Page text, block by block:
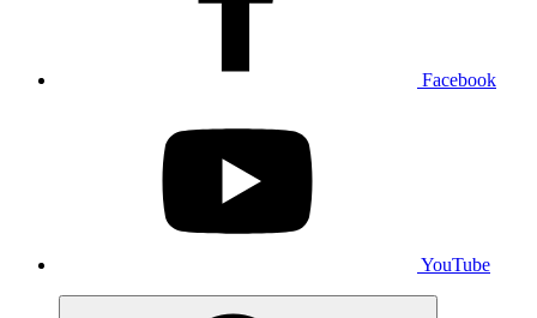
Facebook
YouTube